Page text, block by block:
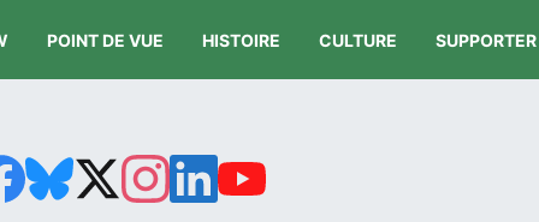
POINT DE VUE HISTOIRE CULTURE SUPPORTER